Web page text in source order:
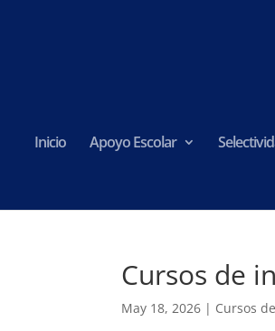
Inicio Apoyo Escolar
Cursos de
May 18, 2026 | Cursos